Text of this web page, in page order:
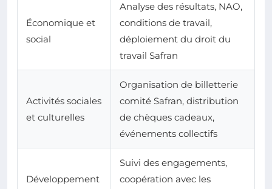
Économique et
social
Analyse des résultats, NAO,
conditions de travail,
déploiement du droit du
travail Safran
Activités sociales
et culturelles
Organisation de billetterie
comité Safran, distribution
de chèques cadeaux,
événements collectifs
Développement
Suivi des engagements,
coopération avec les